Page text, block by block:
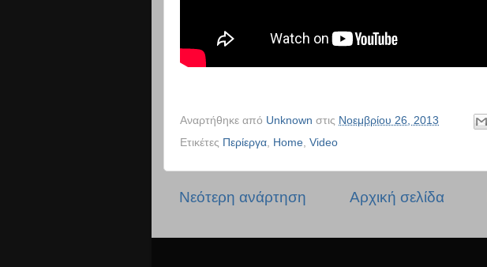
Αναρτήθηκε από Unknown στις Νοεμβρίου 26, 2013
Ετικέτες Περίεργα Home Video
Νεότερη ανάρτηση Αρχική σελίδα